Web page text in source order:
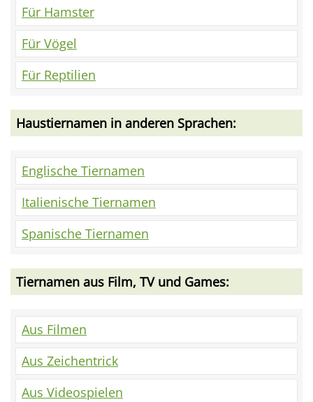
Für Hamster
Für Vögel
Für Reptilien
Haustiernamen in anderen Sprachen:
Englische Tiernamen
Italienische Tiernamen
Spanische Tiernamen
Tiernamen aus Film, TV und Games:
Aus Filmen
Aus Zeichentrick
Aus Videospielen